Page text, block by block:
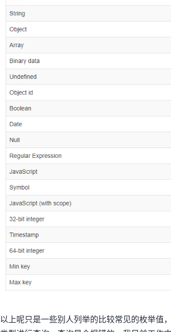
以上呢只是一些别人列举的比较常见的枚举值